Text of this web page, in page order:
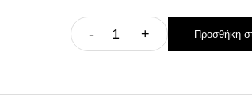
- + Προσθήκη